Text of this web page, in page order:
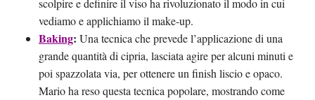
scolpire e definire il viso ha rivoluzionato il modo in cui
vediamo e applichiamo il make-up.
Baking: Una tecnica che prevede l’applicazione di una
grande quantità di cipria, lasciata agire per alcuni minuti e
poi spazzolata via, per ottenere un finish liscio e opaco.
Mario ha reso questa tecnica popolare, mostrando come